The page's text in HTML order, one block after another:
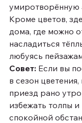
умиротворённую
Кроме цветов,
дома, где можно
насладиться
любуясь
Совет: Если вы
в сезон
приезд рано
избежать толпы и
спокойной